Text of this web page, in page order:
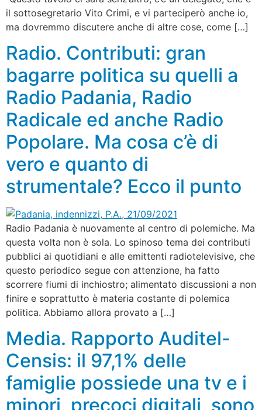
il sottosegretario Vito Crimi, e vi parteciperò anche io,
ma dovremmo discutere anche di altre cose, come […]
Radio. Contributi: gran
bagarre politica su quelli a
Radio Padania, Radio
Radicale ed anche Radio
Popolare. Ma cosa c’è di
vero e quanto di
strumentale? Ecco il punto
Radio Padania è nuovamente al centro di polemiche. Ma
questa volta non è sola. Lo spinoso tema dei contributi
pubblici ai quotidiani e alle emittenti radiotelevisive, che
questo periodico segue con attenzione, ha fatto
scorrere fiumi di inchiostro; alimentato discussioni a non
finire e soprattutto è materia costante di polemica
politica. Abbiamo allora provato a […]
Media. Rapporto Auditel-
Censis: il 97,1% delle
famiglie possiede una tv e i
minori, precoci digitali, sono